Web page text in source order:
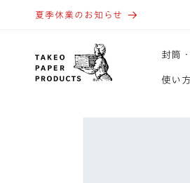
ンツに
夏季休業のお知らせ
封筒
使い